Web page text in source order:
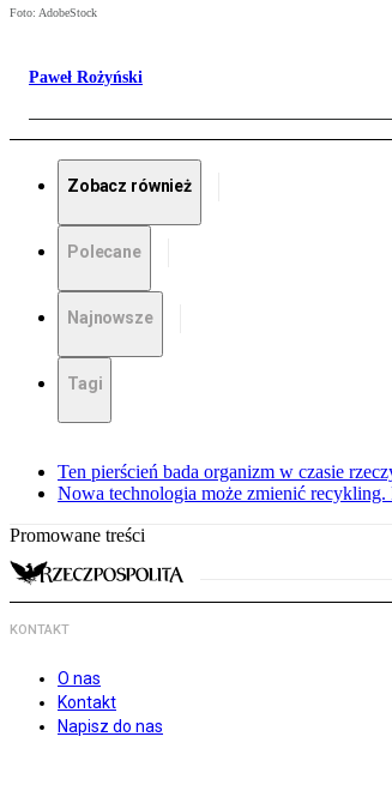
Foto: AdobeStock
Paweł Rożyński
Zobacz również
Polecane
Najnowsze
Tagi
Ten pierścień bada organizm w czasie
Nowa technologia może zmienić recykling.
Promowane treści
KONTAKT
O nas
Kontakt
Napisz do nas